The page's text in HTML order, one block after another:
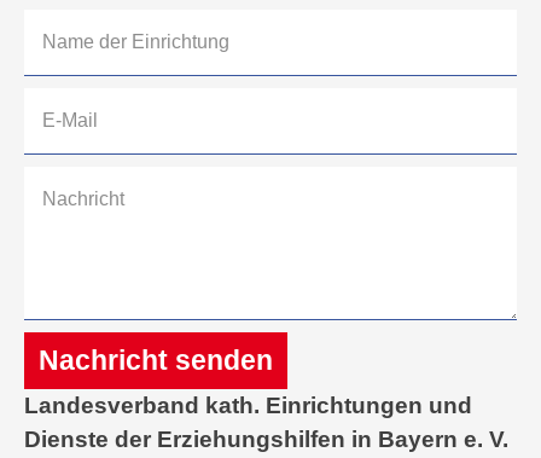
Nachricht senden
Alternative:
Landesverband kath. Einrichtungen und
Dienste der Erziehungshilfen in Bayern e. V.